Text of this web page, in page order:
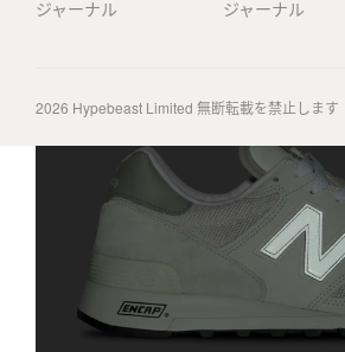
ジャーナル
ジャーナル
2026 Hypebeast Limited 無断転載を禁止します